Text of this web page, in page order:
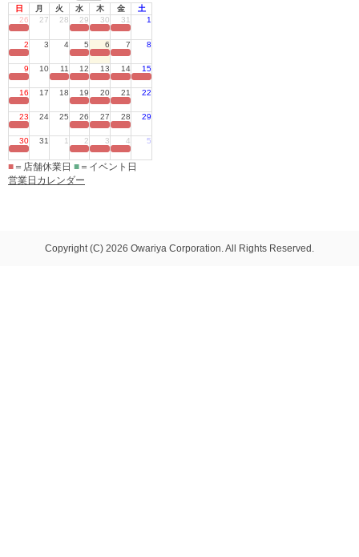
日
月 火 水 木 金
土
26
27 28 29 30 31 1
2 3 4 5 6 7 8
9 10 11 12 13 14 15
16 17 18 19 20 21 22
23 24 25 26 27 28 29
30 31 1 2 3 4 5
■ ＝店舗休業日 ■ ＝イベント日
営業日カレンダー
Copyright (C) 2026 Owariya Corporation. All Rights Reserved.